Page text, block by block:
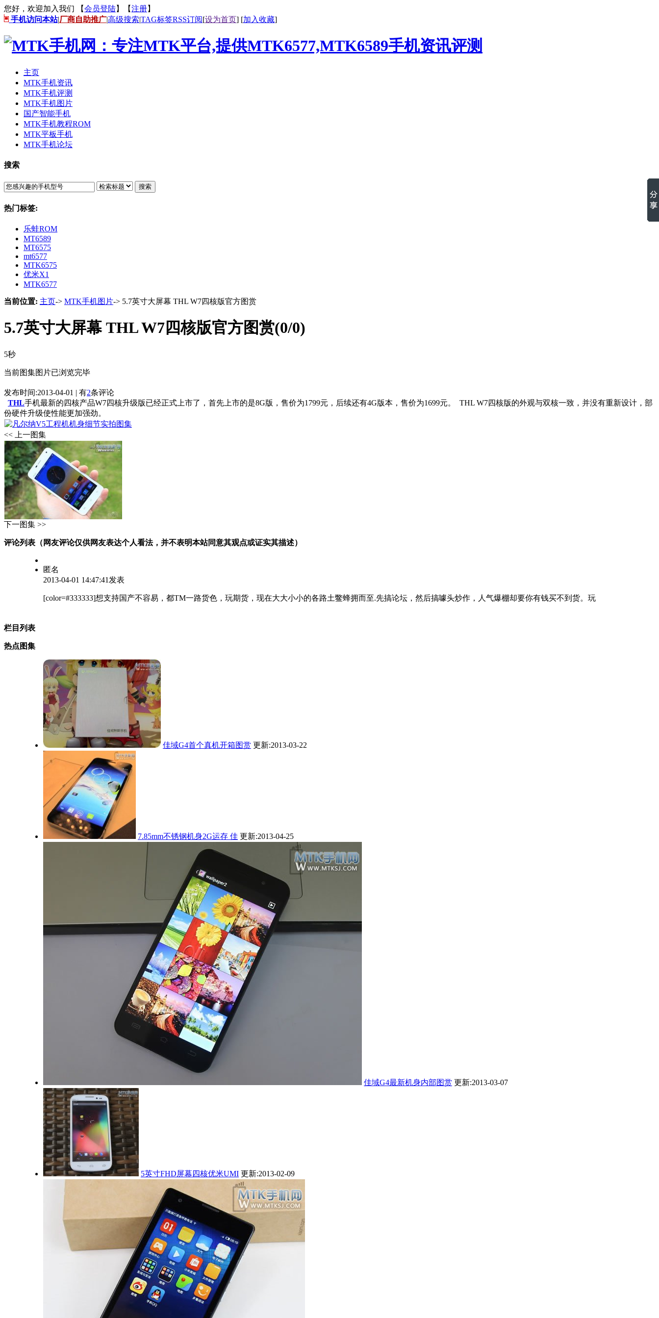
您好，欢迎加入我们 【会员登陆】【注册】
手机访问本站|厂商自助推广|高级搜索|TAG标签RSS订阅[设为首页] [加入收藏]
主页
MTK手机资讯
MTK手机评测
MTK手机图片
国产智能手机
MTK手机教程ROM
MTK平板手机
MTK手机论坛
搜索
搜索
热门标签:
乐蛙ROM
MT6589
MT6575
mt6577
MTK6575
优米X1
MTK6577
当前位置: 主页-> MTK手机图片-> 5.7英寸大屏幕 THL W7四核版官方图赏
5.7英寸大屏幕 THL W7四核版官方图赏(0/0)
5秒
当前图集图片已浏览完毕
发布时间:2013-04-01 | 有2条评论
THL手机最新的四核产品W7四核升级版已经正式上市了，首先上市的是8G版，售价为1799元，后续还有4G版本，售价为1699元。 THL W7四核版的外观与双核一致，并没有重新设计，部
份硬件升级使性能更加强劲。
<< 上一图集
下一图集 >>
评论列表（网友评论仅供网友表达个人看法，并不表明本站同意其观点或证实其描述）
匿名
2013-04-01 14:47:41发表
[color=#333333]想支持国产不容易，都TM一路货色，玩期货，现在大大小小的各路土鳖蜂拥而至.先搞论坛，然后搞噱头炒作，人气爆棚却要你有钱买不到货。玩
栏目列表
热点图集
佳域G4首个真机开箱图赏 更新:2013-03-22
7.85mm不锈钢机身2G运存 佳 更新:2013-04-25
佳域G4最新机身内部图赏 更新:2013-03-07
5英寸FHD屏幕四核优米UMI 更新:2013-02-09